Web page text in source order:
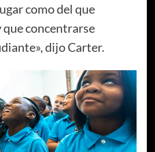
como del que
que concentrarse
dijo Carter.